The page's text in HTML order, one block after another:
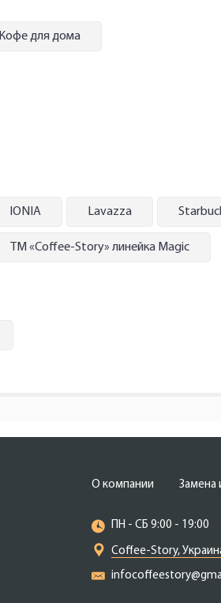
Кофе для дома
IONIA Lavazza
ТМ «Coffee-Story» линейка Magic
О компании Замена
ПН - СБ 9:00 - 19:00
Coffee-Story,